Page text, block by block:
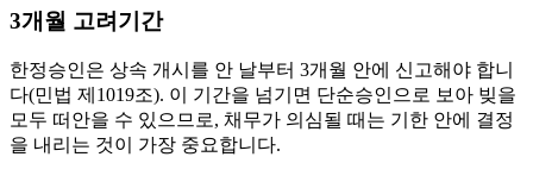
3개월 고려기간
한정승인은 상속 개시를 안 날부터 3개월 안에 신고해야 합니
다(민법 제1019조). 이 기간을 넘기면 단순승인으로 보아 빚을
모두 떠안을 수 있으므로, 채무가 의심될 때는 기한 안에 결정
을 내리는 것이 가장 중요합니다.